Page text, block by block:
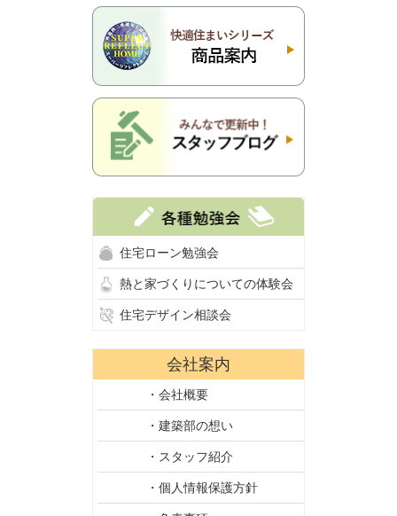
住宅ローン勉強会
熱と家づくりについての体験会
住宅デザイン相談会
会社案内
・会社概要
・建築部の想い
・スタッフ紹介
・個人情報保護方針